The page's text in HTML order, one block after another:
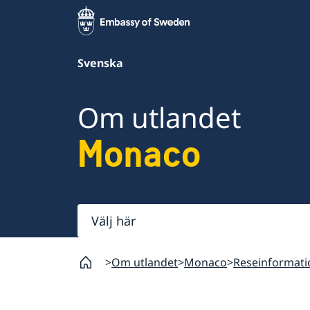
Svenska
Om utlandet
Monaco
Välj
här
Om utlandet Monaco